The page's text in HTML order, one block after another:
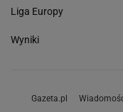
Liga Europy
Wyniki
Gazeta.pl